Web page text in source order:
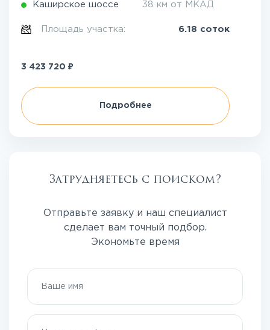
Каширское шоссе 38 км от МКАД
Площадь участка: 6.18 соток
3 423 720 ₽
Подробнее
Затрудняетесь с поиском?
Отправьте заявку и наш специалист
сделает вам точный подбор.
Экономьте время